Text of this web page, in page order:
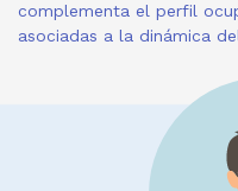
complementa el perfil
asociadas a la dinámica